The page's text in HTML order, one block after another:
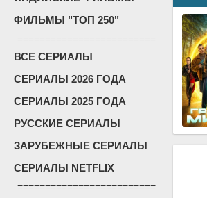
ФИЛЬМЫ "ТОП 250"
=========================
ВСЕ СЕРИАЛЫ
СЕРИАЛЫ 2026 ГОДА
СЕРИАЛЫ 2025 ГОДА
РУССКИЕ СЕРИАЛЫ
ЗАРУБЕЖНЫЕ СЕРИАЛЫ
СЕРИАЛЫ NETFLIX
=========================